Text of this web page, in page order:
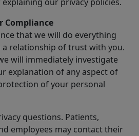
Compliance
that we will do everything
relationship of trust with you.
will immediately investigate
explanation of any aspect of
of your personal
questions. Patients,
employees may contact their